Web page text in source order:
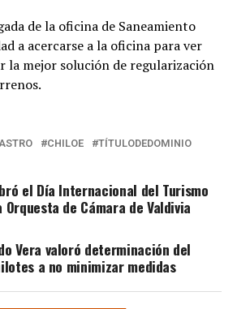
de la oficina de Saneamiento
a acercarse a la oficina para ver
la mejor solución de regularización
CHILOE TÍTULODEDOMINIO
el Día Internacional del Turismo
de Cámara de Valdivia
Vera valoró determinación del
a no minimizar medidas